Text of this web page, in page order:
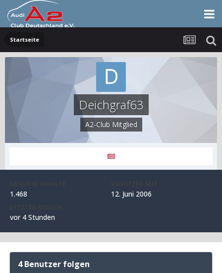
Startseite
Deichgraf63
A2-Club Mitglied
1.468 12. Juni 2006
vor 4 Stunden
4 Benutzer folgen